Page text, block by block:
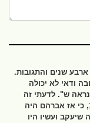
שנים והתגובות.
לא יכולה
ש". לדעתי זה
קרה כאשר התאומים היו בני פחות מ- 15, כי אז אברהם היה
ועשיו היו